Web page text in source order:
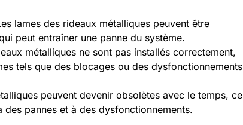
lames des rideaux métalliques peuvent être
peut entraîner une panne du système.
métalliques ne sont pas installés correctement,
tels que des blocages ou des dysfonctionnements
peuvent devenir obsolètes avec le temps, ce
pannes et à des dysfonctionnements.